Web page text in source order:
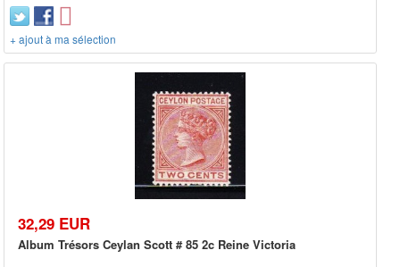
+ ajout à ma sélection
32,29 EUR
Album Trésors Ceylan Scott # 85 2c Reine Victoria